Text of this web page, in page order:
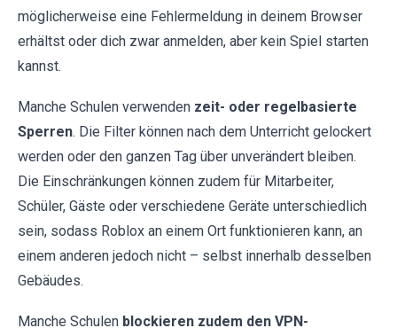
möglicherweise eine Fehlermeldung in deinem Browser
erhältst oder dich zwar anmelden, aber kein Spiel starten
kannst.
Manche Schulen verwenden zeit- oder regelbasierte
Sperren. Die Filter können nach dem Unterricht gelockert
werden oder den ganzen Tag über unverändert bleiben.
Die Einschränkungen können zudem für Mitarbeiter,
Schüler, Gäste oder verschiedene Geräte unterschiedlich
sein, sodass Roblox an einem Ort funktionieren kann, an
einem anderen jedoch nicht – selbst innerhalb desselben
Gebäudes.
Manche Schulen blockieren zudem den VPN-